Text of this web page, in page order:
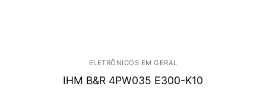
ELETRÔNICOS EM GERAL
IHM B&R 4PW035 E300-K10